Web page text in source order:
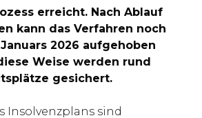
erreicht. Nach Ablauf
kann das Verfahren noch
2026 aufgehoben
Weise werden rund
gesichert.
Insolvenzplans sind